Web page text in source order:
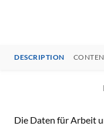
DESCRIPTION
Die Daten für Arbeit